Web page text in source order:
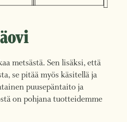
metsästä. Sen lisäksi, että
se pitää myös käsitellä ja
puusepäntaito ja
on pohjana tuotteidemme